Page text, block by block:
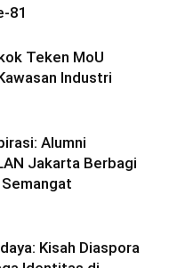
81
Teken MoU
Industri
Alumni
Jakarta Berbagi
Kisah Diaspora